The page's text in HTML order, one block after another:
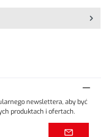
newslettera, aby być
produktach i ofertach.